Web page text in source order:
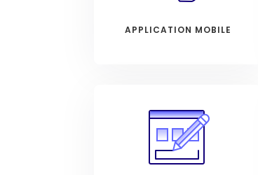
APPLICATION MOBILE